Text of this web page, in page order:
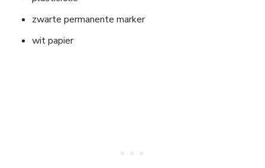
zwarte permanente marker
wit papier